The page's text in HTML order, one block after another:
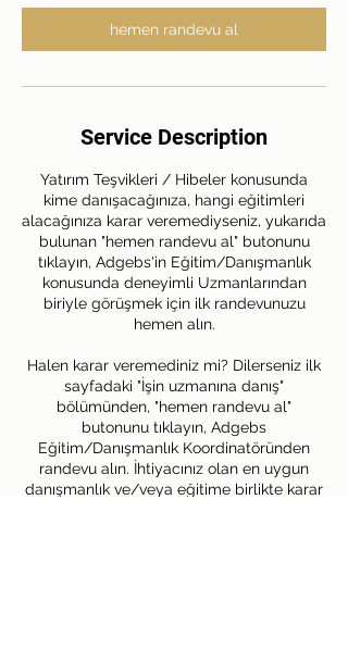
hemen randevu al
Service Description
Yatırım Teşvikleri / Hibeler konusunda
kime danışacağınıza, hangi eğitimleri
alacağınıza karar veremediyseniz, yukarıda
bulunan "hemen randevu al" butonunu
tıklayın, Adgebs'in Eğitim/Danışmanlık
konusunda deneyimli Uzmanlarından
biriyle görüşmek için ilk randevunuzu
hemen alın.
Halen karar veremediniz mi? Dilerseniz ilk
sayfadaki "İşin uzmanına danış"
bölümünden, "hemen randevu al"
butonunu tıklayın, Adgebs
Eğitim/Danışmanlık Koordinatöründen
randevu alın. İhtiyacınız olan en uygun
danışmanlık ve/veya eğitime birlikte karar